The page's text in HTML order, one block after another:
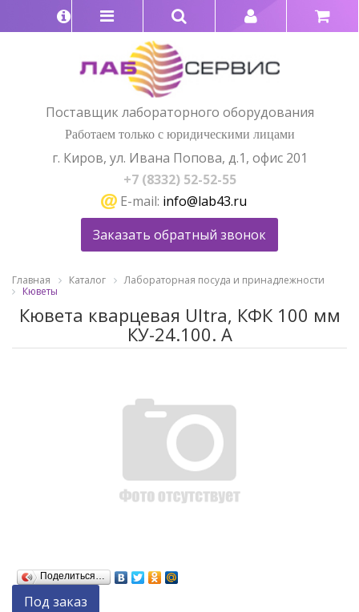
Поставщик лабораторного оборудования
Работаем только с юридическими лицами
г. Киров, ул. Ивана Попова, д.1, офис 201
+7 (8332) 52-52-55
E-mail: info@lab43.ru
Заказать обратный звонок
Главная Каталог
Лабораторная посуда и принадлежности
Кюветы
Кювета кварцевая Ultra, КФК 100 мм
КУ-24.100. А
Поделиться…
Под заказ